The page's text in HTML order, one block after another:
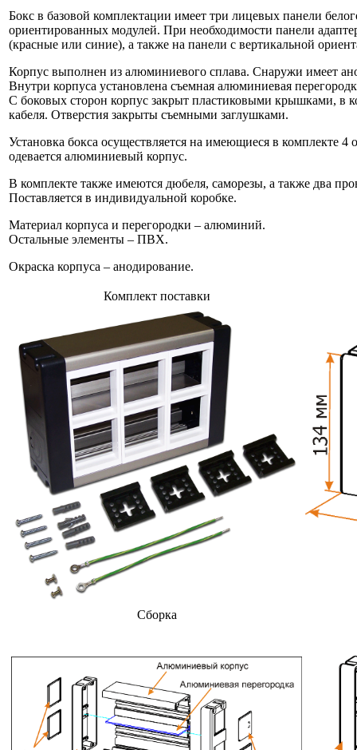
Бокс в базовой комплектации имеет три лицевых панели
ориентированных модулей. При необходимости панели
(красные или синие), а также на панели с вертикальной
Корпус выполнен из алюминиевого сплава. Снаружи имеет
Внутри корпуса установлена съемная алюминиевая
С боковых сторон корпус закрыт пластиковыми крышками, в
кабеля. Отверстия закрыты съемными заглушками.
Установка бокса осуществляется на имеющиеся в комплекте
одевается алюминиевый корпус.
В комплекте также имеются дюбеля, саморезы, а также два
Поставляется в индивидуальной коробке.
Материал корпуса и перегородки – алюминий.
Остальные элементы – ПВХ.
Окраска корпуса – анодирование.
Комплект поставки
Сборка